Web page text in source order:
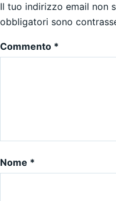
Il tuo indirizzo email non
obbligatori sono
Commento *
Nome *